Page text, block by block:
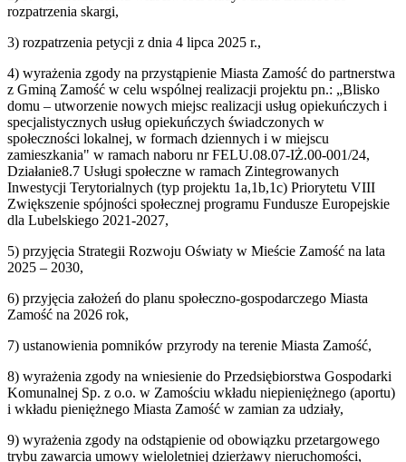
rozpatrzenia skargi,
3) rozpatrzenia petycji z dnia 4 lipca 2025 r.,
4) wyrażenia zgody na przystąpienie Miasta Zamość do partnerstwa
z Gminą Zamość w celu wspólnej realizacji projektu pn.: „Blisko
domu – utworzenie nowych miejsc realizacji usług opiekuńczych i
specjalistycznych usług opiekuńczych świadczonych w
społeczności lokalnej, w formach dziennych i w miejscu
zamieszkania" w ramach naboru nr FELU.08.07-IŻ.00-001/24,
Działanie8.7 Usługi społeczne w ramach Zintegrowanych
Inwestycji Terytorialnych (typ projektu 1a,1b,1c) Priorytetu VIII
Zwiększenie spójności społecznej programu Fundusze Europejskie
dla Lubelskiego 2021-2027,
5) przyjęcia Strategii Rozwoju Oświaty w Mieście Zamość na lata
2025 – 2030,
6) przyjęcia założeń do planu społeczno-gospodarczego Miasta
Zamość na 2026 rok,
7) ustanowienia pomników przyrody na terenie Miasta Zamość,
8) wyrażenia zgody na wniesienie do Przedsiębiorstwa Gospodarki
Komunalnej Sp. z o.o. w Zamościu wkładu niepieniężnego (aportu)
i wkładu pieniężnego Miasta Zamość w zamian za udziały,
9) wyrażenia zgody na odstąpienie od obowiązku przetargowego
trybu zawarcia umowy wieloletniej dzierżawy nieruchomości,